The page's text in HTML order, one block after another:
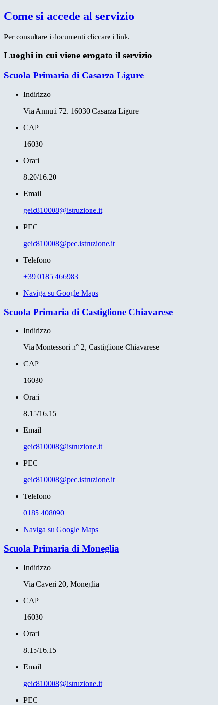
Come si accede al servizio
Per consultare i documenti cliccare i link.
Luoghi in cui viene erogato il servizio
Scuola Primaria di Casarza Ligure
Indirizzo
Via Annuti 72, 16030 Casarza Ligure
CAP
16030
Orari
8.20/16.20
Email
geic810008@istruzione.it
PEC
geic810008@pec.istruzione.it
Telefono
+39 0185 466983
Naviga su Google Maps
Scuola Primaria di Castiglione Chiavarese
Indirizzo
Via Montessori n° 2, Castiglione Chiavarese
CAP
16030
Orari
8.15/16.15
Email
geic810008@istruzione.it
PEC
geic810008@pec.istruzione.it
Telefono
0185 408090
Naviga su Google Maps
Scuola Primaria di Moneglia
Indirizzo
Via Caveri 20, Moneglia
CAP
16030
Orari
8.15/16.15
Email
geic810008@istruzione.it
PEC